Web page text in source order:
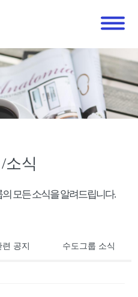
소식
모든 소식을 알려드립니다.
공지 수도그룹 소식